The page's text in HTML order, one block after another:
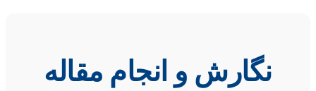
نگارش و انجام مقاله